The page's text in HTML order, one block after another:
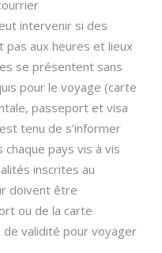
intervenir si des
aux heures et lieux
se présentent sans
pour le voyage (carte
passeport et visa
tenu de s’informer
pays vis à vis
inscrites au
doivent être
ou de la carte
de validité pour voyager